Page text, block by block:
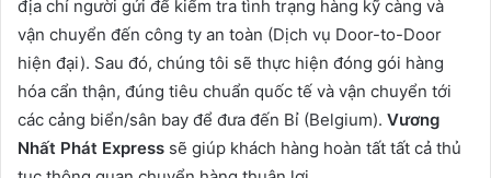
địa chỉ người gửi để kiểm tra tình trạng hàng kỹ càng và
vận chuyển đến công ty an toàn (Dịch vụ Door-to-Door
hiện đại). Sau đó, chúng tôi sẽ thực hiện đóng gói hàng
hóa cẩn thận, đúng tiêu chuẩn quốc tế và vận chuyển tới
các cảng biển/sân bay để đưa đến Bỉ (Belgium). Vương
Nhất Phát Express sẽ giúp khách hàng hoàn tất tất cả thủ